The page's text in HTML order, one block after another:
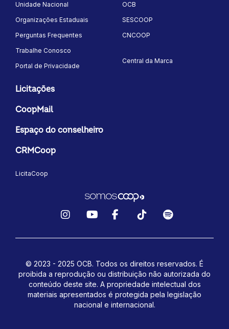
Unidade Nacional
Organizações Estaduais
Perguntas Frequentes
Trabalhe Conosco
Portal de Privacidade
OCB
SESCOOP
CNCOOP
Central da Marca
Licitações
CoopMail
Espaço do conselheiro
CRMCoop
LicitaCoop
© 2023 - 2025 OCB. Todos os direitos reservados. É
proibida a reprodução ou distribuição não autorizada do
conteúdo deste site. A propriedade intelectual dos
materiais apresentados é protegida pela legislação
nacional e internacional.